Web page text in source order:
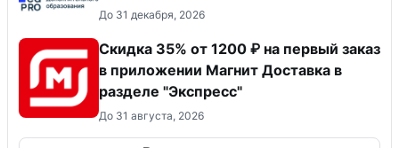
До 31 декабря, 2026
Скидка 35% от 1200 ₽ на первый заказ
в приложении Магнит Доставка в
разделе "Экспресс"
До 31 августа, 2026